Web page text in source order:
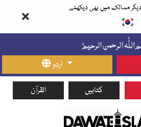
ممالک میں بھی دیکھئے
اردو
القرآن کتابیں